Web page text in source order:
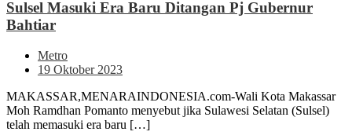
Sulsel Masuki Era Baru Ditangan Pj Gubernur
Bahtiar
Metro
19 Oktober 2023
MAKASSAR,MENARAINDONESIA.com-Wali Kota Makassar
Moh Ramdhan Pomanto menyebut jika Sulawesi Selatan (Sulsel)
telah memasuki era baru […]